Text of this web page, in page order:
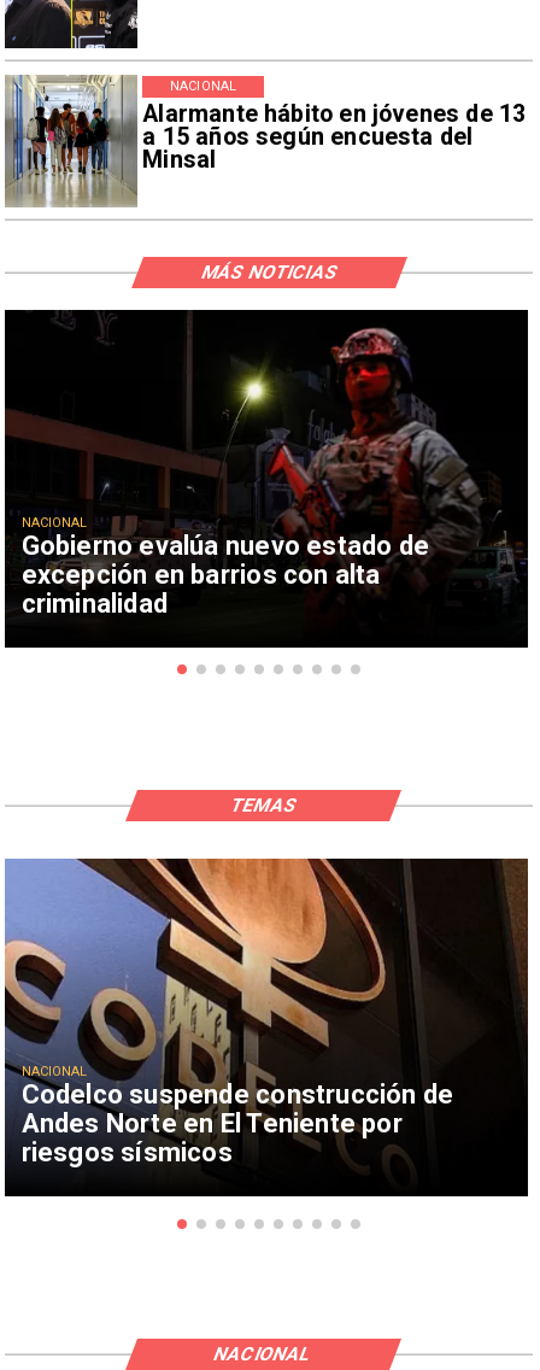
Alarmante hábito en jóvenes de 13
a 15 años según encuesta del
Minsal
NACIONAL
Gobierno evalúa nuevo estado de
excepción en barrios con alta
criminalidad
NACIONAL
MÁS NOTICIAS
Codelco suspende construcción de
Andes Norte en El Teniente por
riesgos sísmicos
NACIONAL
TEMAS
NACIONAL